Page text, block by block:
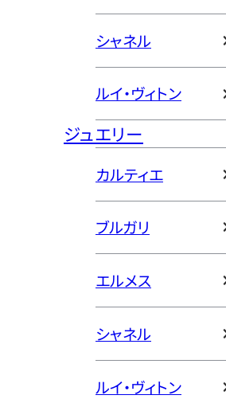
シャネル
ルイ・ヴィトン
ジュエリー
カルティエ
ブルガリ
エルメス
シャネル
ルイ・ヴィトン